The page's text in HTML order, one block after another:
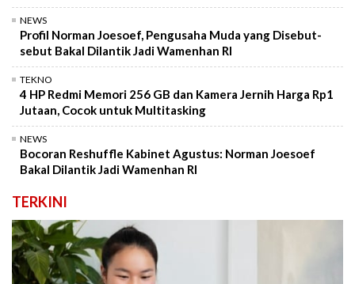
NEWS
Profil Norman Joesoef, Pengusaha Muda yang Disebut-
sebut Bakal Dilantik Jadi Wamenhan RI
TEKNO
4 HP Redmi Memori 256 GB dan Kamera Jernih Harga Rp1
Jutaan, Cocok untuk Multitasking
NEWS
Bocoran Reshuffle Kabinet Agustus: Norman Joesoef
Bakal Dilantik Jadi Wamenhan RI
TERKINI